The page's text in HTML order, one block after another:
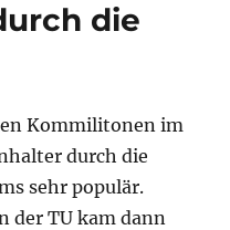
die
Kommilitonen im
durch die
sehr populär.
der TU kam dann